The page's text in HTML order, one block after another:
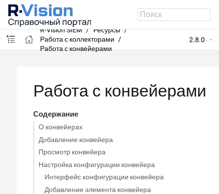
R-Vision SIEM
Ресурсы
Работа с коллекторами
Работа с конвейерами
2.8.0
Работа с конвейерами
Содержание
О конвейерах
Добавление конвейера
Просмотр конвейера
Настройка конфигурации конвейера
Интерфейс конфигурации конвейера
Добавление элемента конвейера